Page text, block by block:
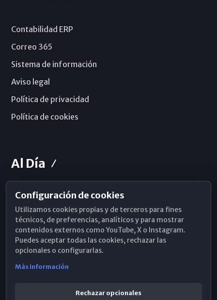
Contabilidad ERP
Correo 365
Sistema de información
Aviso legal
Política de privacidad
Política de cookies
Al Día
Horarios de Misa
Hemeroteca
WhatsApp
Configuración de cookies
Utilizamos cookies propias y de terceros para fines
técnicos, de preferencias, analíticos y para mostrar
contenidos externos como YouTube, X o Instagram.
Puedes aceptar todas las cookies, rechazar las
opcionales o configurarlas.
Más información
Rechazar opcionales